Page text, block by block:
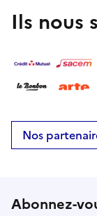
Ils nous
Nos
Abonnez-